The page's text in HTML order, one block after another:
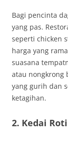
Bagi pencinta
yang pas.
seperti chicken
harga yang
suasana
atau nongkrong
yang gurih dan
ketagihan.
2. Kedai